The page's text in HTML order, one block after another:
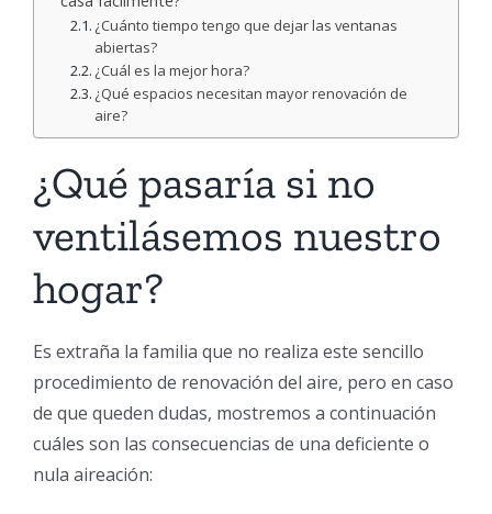
¿Cuánto tiempo tengo que dejar las ventanas
abiertas?
¿Cuál es la mejor hora?
¿Qué espacios necesitan mayor renovación de
aire?
¿Qué pasaría si no
ventilásemos nuestro
hogar?
Es extraña la familia que no realiza este sencillo
procedimiento de renovación del aire, pero en caso
de que queden dudas, mostremos a continuación
cuáles son las consecuencias de una deficiente o
nula aireación: